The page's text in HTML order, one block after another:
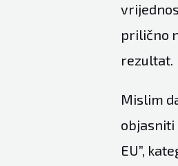
prilično
rezultat.
Mislim
objasniti
EU”,